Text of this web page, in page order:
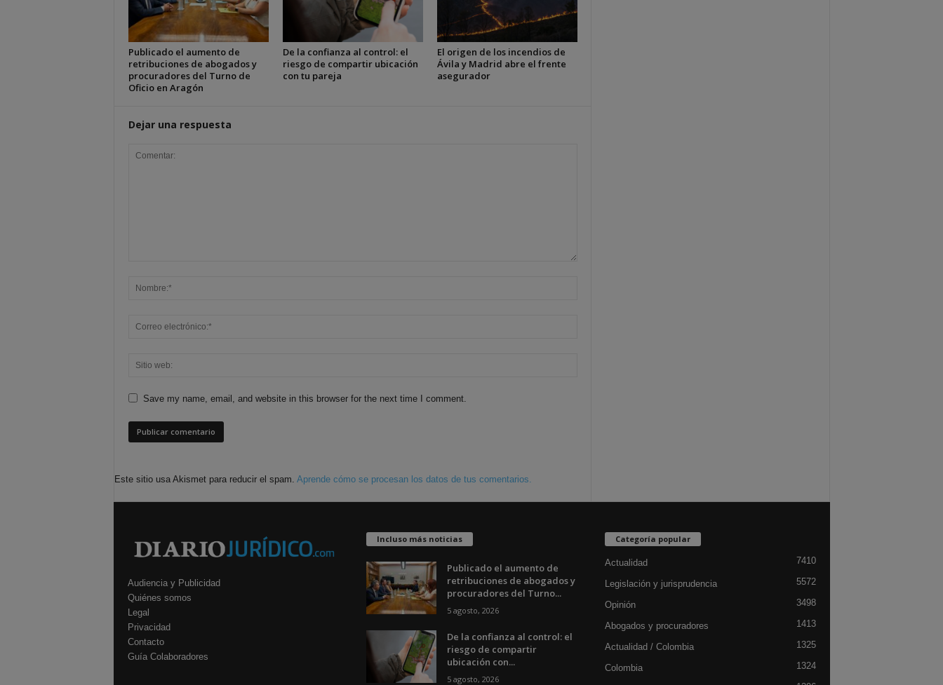
Publicado el aumento de
retribuciones de abogados y
procuradores del Turno de
Oficio en Aragón
De la confianza al control: el
riesgo de compartir ubicación
con tu pareja
El origen de los incendios de
Ávila y Madrid abre el frente
asegurador
Dejar una respuesta
Save my name, email, and website in this browser for the next time I comment.
Este sitio usa Akismet para reducir el spam. Aprende cómo se procesan los datos de tus comentarios.
Audiencia y Publicidad
Quiénes somos
Legal
Privacidad
Contacto
Guía Colaboradores
Incluso más noticias
Publicado el aumento de
retribuciones de abogados y
procuradores del Turno...
5 agosto, 2026
De la confianza al control: el
riesgo de compartir
ubicación con...
5 agosto, 2026
Categoría popular
Actualidad 7410
Legislación y jurisprudencia 5572
Opinión 3498
Abogados y procuradores 1413
Actualidad / Colombia 1325
Colombia 1324